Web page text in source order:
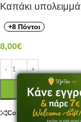
Καπάκι
+8 Πόντοι
8,00€
Compare